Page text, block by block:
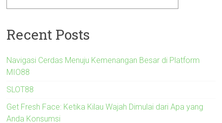
Recent Posts
Navigasi Cerdas Menuju Kemenangan Besar di Platform
MIO88
SLOT88
Get Fresh Face: Ketika Kilau Wajah Dimulai dari Apa yang
Anda Konsumsi